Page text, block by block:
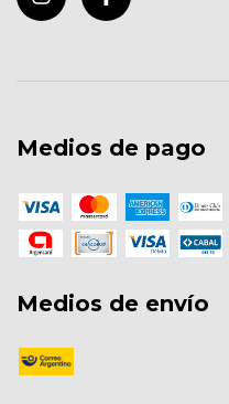
Medios de pago
Medios de envío